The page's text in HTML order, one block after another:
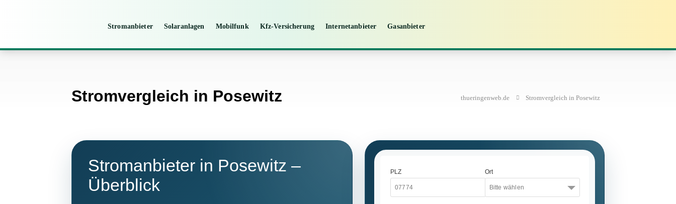
Stromanbieter Solaranlagen Mobilfunk Kfz-Versicherung Internetanbieter Gasanbieter
Stromvergleich in Posewitz thueringenweb.de Stromvergleich in Posewitz
Stromanbieter in Posewitz –
Überblick